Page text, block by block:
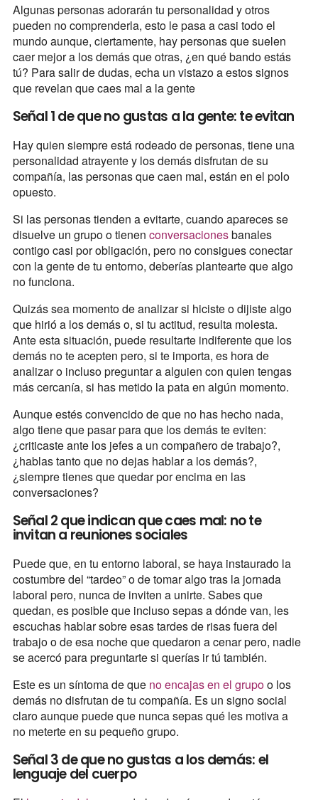
Algunas personas adorarán tu personalidad y otros
pueden no comprenderla, esto le pasa a casi todo el
mundo aunque, ciertamente, hay personas que suelen
caer mejor a los demás que otras, ¿en qué bando estás
tú? Para salir de dudas, echa un vistazo a estos signos
que revelan que caes mal a la gente
Señal 1 de que no gustas a la gente: te evitan
Hay quien siempre está rodeado de personas, tiene una
personalidad atrayente y los demás disfrutan de su
compañía, las personas que caen mal, están en el polo
opuesto.
Si las personas tienden a evitarte, cuando apareces se
disuelve un grupo o tienen conversacionesbanales
contigo casi por obligación, pero no consigues conectar
con la gente de tu entorno, deberías plantearte que algo
no funciona.
Quizás sea momento de analizar si hiciste o dijiste algo
que hirió a los demás o, si tu actitud, resulta molesta.
Ante esta situación, puede resultarte indiferente que los
demás no te acepten pero, si te importa, es hora de
analizar o incluso preguntar a alguien con quien tengas
más cercanía, si has metido la pata en algún momento.
Aunque estés convencido de que no has hecho nada,
algo tiene que pasar para que los demás te eviten:
¿criticaste ante los jefes a un compañero de trabajo?,
¿hablas tanto que no dejas hablar a los demás?,
¿siempre tienes que quedar por encima en las
conversaciones?
Señal 2 que indican que caes mal: no te
invitan a reuniones sociales
Puede que, en tu entorno laboral, se haya instaurado la
costumbre del “tardeo” o de tomar algo tras la jornada
laboral pero, nunca de inviten a unirte. Sabes que
quedan, es posible que incluso sepas a dónde van, les
escuchas hablar sobre esas tardes de risas fuera del
trabajo o de esa noche que quedaron a cenar pero, nadie
se acercó para preguntarte si querías ir tú también.
Este es un síntoma de que no encajas en el grupoo los
demás no disfrutan de tu compañía. Es un signo social
claro aunque puede que nunca sepas qué les motiva a
no meterte en su pequeño grupo.
Señal 3 de que no gustas a los demás: el
lenguaje del cuerpo